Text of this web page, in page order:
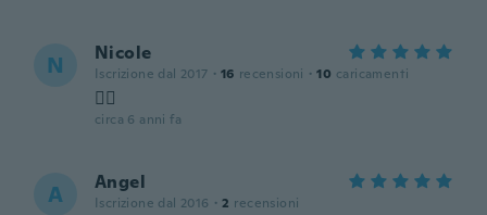
N Nicole
Iscrizione dal 2017 · 16 recensioni · 10 caricamenti
👌🏻
circa 6 anni fa
A Angel
Iscrizione dal 2016 · 2 recensioni